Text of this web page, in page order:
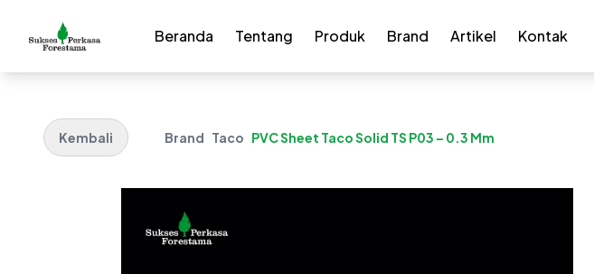
Beranda Tentang Produk Brand Artikel Kontak
Kembali Brand Taco PVC Sheet Taco Solid TS P03 – 0.3 Mm